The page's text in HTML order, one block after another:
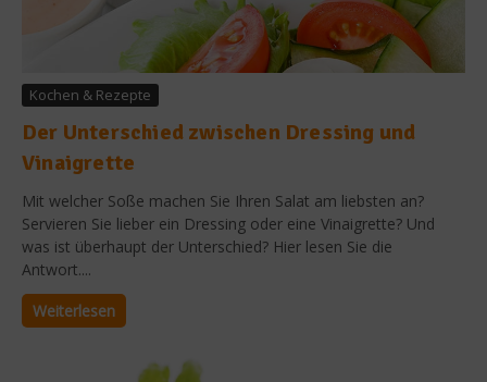
Kochen & Rezepte
Der Unterschied zwischen Dressing und
Vinaigrette
Mit welcher Soße machen Sie Ihren Salat am liebsten an?
Servieren Sie lieber ein Dressing oder eine Vinaigrette? Und
was ist überhaupt der Unterschied? Hier lesen Sie die
Antwort....
Weiterlesen